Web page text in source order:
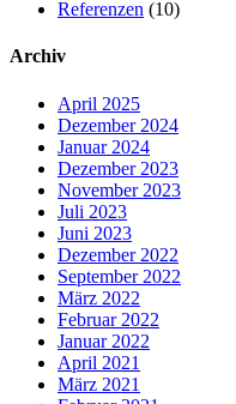
Referenzen (10)
Archiv
April 2025
Dezember 2024
Januar 2024
Dezember 2023
November 2023
Juli 2023
Juni 2023
Dezember 2022
September 2022
März 2022
Februar 2022
Januar 2022
April 2021
März 2021